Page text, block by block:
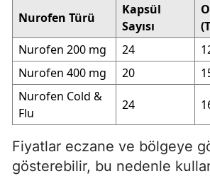
Nurofen Türü
Kapsül
Sayısı
Nurofen 200 mg
24
Nurofen 400 mg
20
Nurofen Cold &
Flu
24
Fiyatlar eczane ve bölgeye
gösterebilir, bu nedenle